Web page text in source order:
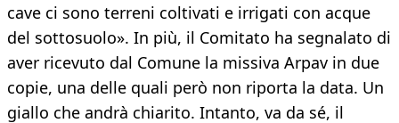
cave ci sono terreni coltivati e irrigati con acque
del sottosuolo». In più, il Comitato ha segnalato di
aver ricevuto dal Comune la missiva Arpav in due
copie, una delle quali però non riporta la data. Un
giallo che andrà chiarito. Intanto, va da sé, il